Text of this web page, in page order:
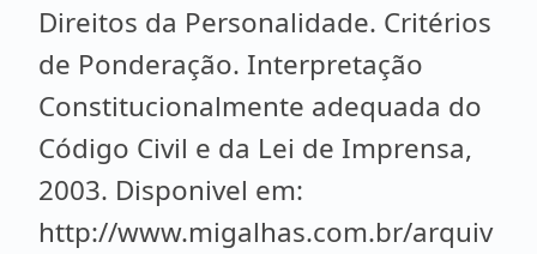
Direitos da Personalidade. Critérios
de Ponderação. Interpretação
Constitucionalmente adequada do
Código Civil e da Lei de Imprensa,
2003. Disponivel em:
http://www.migalhas.com.br/arquiv